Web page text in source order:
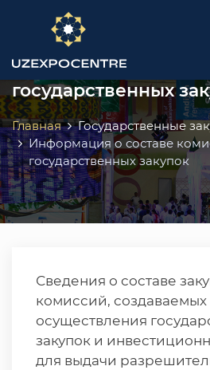
menu
Информация о
государственных
Главная
Государственные
Информация о составе
государственных закупок
Сведения о составе
комиссий, создаваемых
осуществления
закупок и
для выдачи